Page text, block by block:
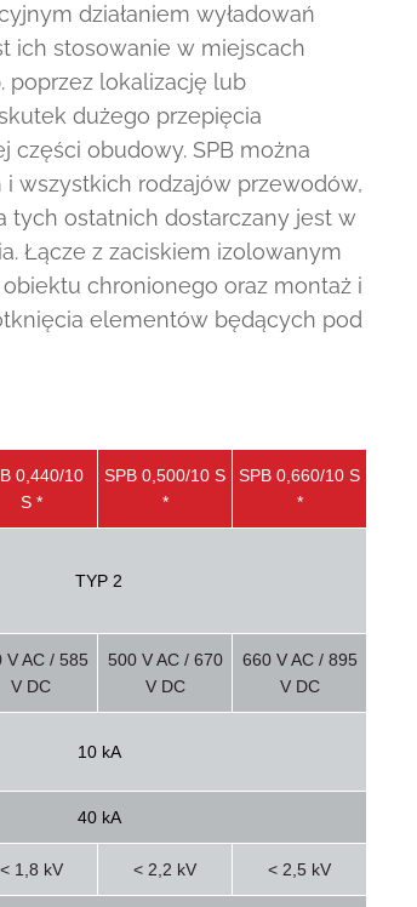
działaniem wyładowań
ich stosowanie w miejscach
poprzez lokalizację lub
dużego przepięcia
obudowy. SPB można
wszystkich rodzajów przewodów,
tych ostatnich dostarczany jest w
Łącze z zaciskiem izolowanym
chronionego oraz montaż i
elementów będących pod
0,440/10
S *
SPB 0,500/10 S
*
SPB 0,660/10 S
*
TYP 2
V AC / 585
V DC
500 V AC / 670
V DC
660 V AC / 895
V DC
10 kA
40 kA
< 1,8 kV < 2,2 kV < 2,5 kV